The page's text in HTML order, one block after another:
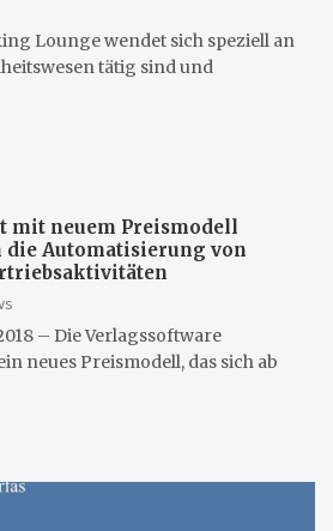
Lounge wendet sich speziell an
tätig sind und
mit neuem Preismodell
Automatisierung von
– Die Verlagssoftware
neues Preismodell, das sich ab